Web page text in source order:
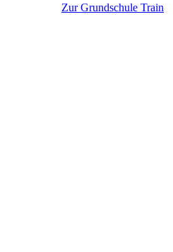
Zur Grundschule Train